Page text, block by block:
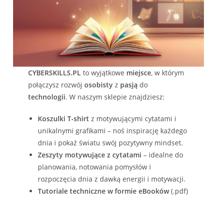
CYBERSKILLS.PL to wyjątkowe miejsce, w którym
połączysz rozwójosobisty z pasją do
technologii. W naszym sklepie znajdziesz:
Koszulki T-shirt z motywującymi cytatami i
unikalnymi grafikami – noś inspirację każdego
dnia i pokaż światu swój pozytywny mindset.
Zeszyty motywujące z cytatami – idealne do
planowania, notowania pomysłów i
rozpoczęcia dnia z dawką energii i motywacji.
Tutoriale techniczne w formie eBooków(.pdf)